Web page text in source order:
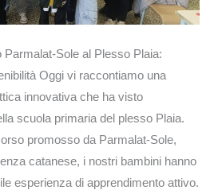
Parmalat-Sole al Plesso Plaia:
Oggi vi raccontiamo una
innovativa che ha visto
scuola primaria del plesso Plaia.
promosso da Parmalat-Sole,
catanese, i nostri bambini hanno
esperienza di apprendimento attivo.